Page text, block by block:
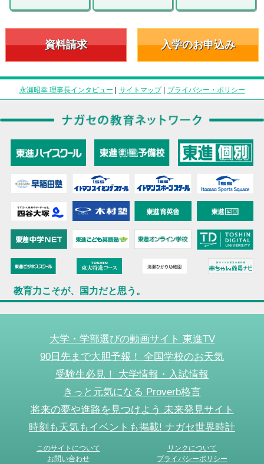
資料請求 入学のお申込み
永瀬昭幸 理事長インタビュー サイトマップ| プライバシー・ポリシー
教育力こそが、国力だと思う。
大学・学部選びの動画サイト 東進TV
90日先まで大胆予報！ 全国学校のお天気
受験生必見！ 大学情報・入試情報
きっと元気になる Proverb格言
将来の夢や進路を見つけよう 未来発見サイト
時刻も天気もイベントも掲載! ナガセ世界時計
このサイトについて
リンクについて
お問い合わせ
プライバシーポリシー